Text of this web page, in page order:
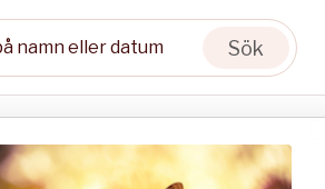
Sök